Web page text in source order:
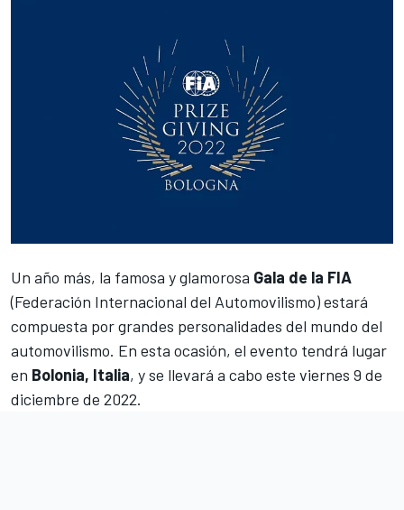
Un año más, la famosa y glamorosa Gala de la FIA
(Federación Internacional del Automovilismo) estará
compuesta por grandes personalidades del mundo del
automovilismo. En esta ocasión, el evento tendrá lugar
en Bolonia, Italia, y se llevará a cabo este viernes 9 de
diciembre de 2022.